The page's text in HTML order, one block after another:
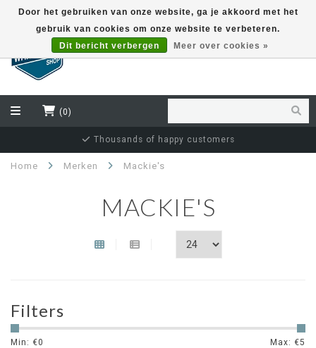
(0)
Thousands of happy customers
Home Merken Mackie's
MACKIE'S
Filters
Min: €0 Max: €5
Door het gebruiken van onze website, ga je akkoord met het
gebruik van cookies om onze website te verbeteren.
Dit bericht verbergen
Meer over cookies »